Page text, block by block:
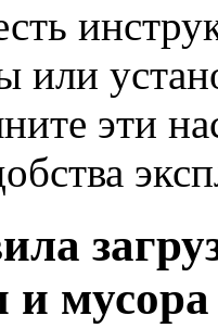
или
эти
мусора